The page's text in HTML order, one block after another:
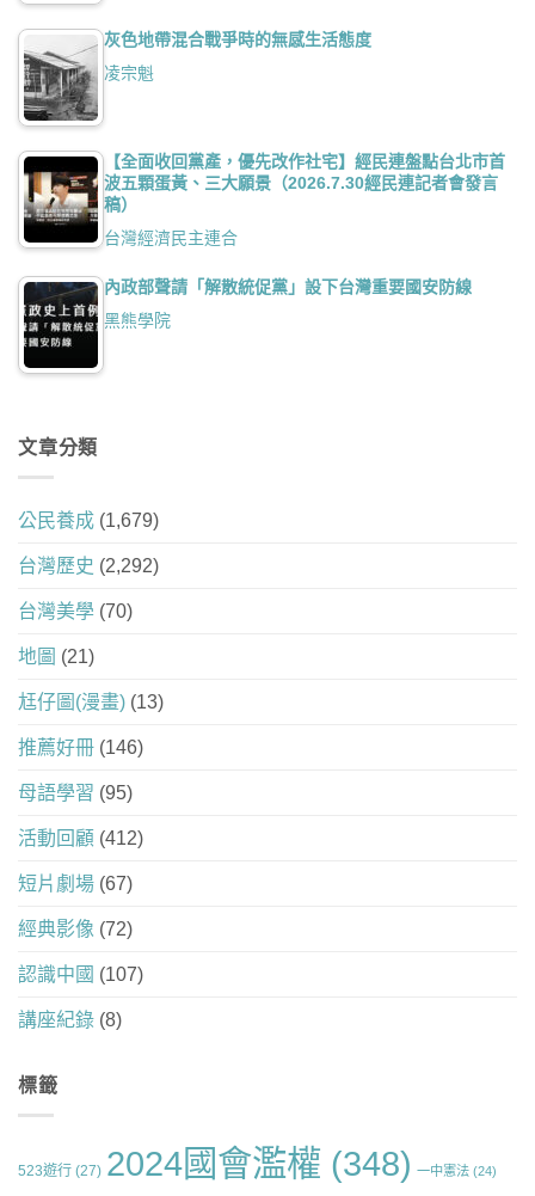
灰色地帶混合戰爭時的無感生活態度
凌宗魁
【全面收回黨產，優先改作社宅】經民連盤點台北市首
波五顆蛋黃、三大願景（2026.7.30經民連記者會發言
稿）
台灣經濟民主連合
內政部聲請「解散統促黨」設下台灣重要國安防線
黑熊學院
文章分類
公民養成 (1,679)
台灣歷史 (2,292)
台灣美學 (70)
地圖 (21)
尪仔圖(漫畫) (13)
推薦好冊 (146)
母語學習 (95)
活動回顧 (412)
短片劇場 (67)
經典影像 (72)
認識中國 (107)
講座紀錄 (8)
標籤
523遊行 (27) 2024國會濫權 (348) 一中憲法 (24)